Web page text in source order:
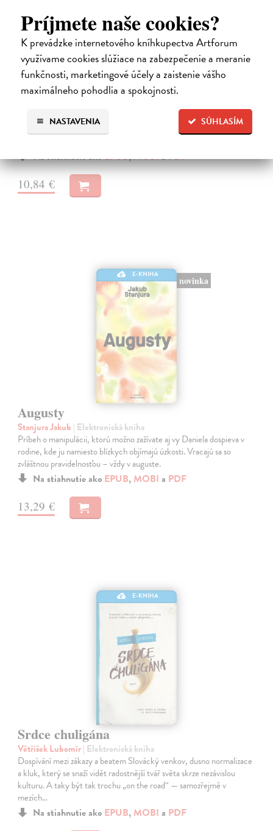
Príjmete naše cookies?
K prevádzke internetového kníhkupectva Artforum
využívame cookies slúžiace na zabezpečenie a meranie
funkčnosti, marketingové účely a zaistenie vášho
maximálneho pohodlia a spokojnosti.
SÚHLASÍM
NASTAVENIA
Jonášová Veronika| Elektronická kniha
Anastázie je mladá novinářka, momentálně ne zrovna šťastná. Opustil
Na stiahnutie akoEPUB,MOBIaPDF
10,84 €
E-KNIHA
novinka
Augusty
Stanjura Jakub | Elektronická kniha
Príbeh o manipulácii, ktorú možno zažívate aj vy Daniela dospieva v
rodine, kde ju namiesto blízkych objímajú úzkosti. Vracajú sa so
zvláštnou pravidelnosťou – vždy v auguste.
Na stiahnutie ako EPUB, MOBI a PDF
13,29 €
E-KNIHA
Srdce chuligána
Větříšek Lubomír| Elektronická kniha
Dospívání mezi zákazy a beatem Slovácký venkov, dusno normalizace
a kluk, který se snaží vidět radostnější tvář světa skrze nezávislou
kulturu. A taky být tak trochu „on the road“ — samozřejmě v
mezích…
Na stiahnutie ako EPUB, MOBI a PDF